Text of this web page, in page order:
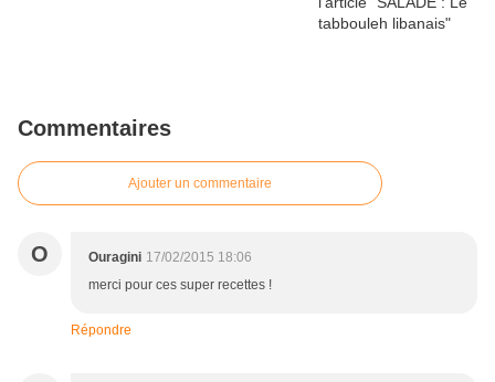
Commentaires
Ajouter un commentaire
O Ouragini 17/02/2015 18:06
merci pour ces super recettes !
Répondre